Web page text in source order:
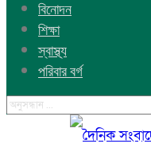
বিনোদন
শিক্ষা
স্বাস্থ্য
পরিবার বর্গ